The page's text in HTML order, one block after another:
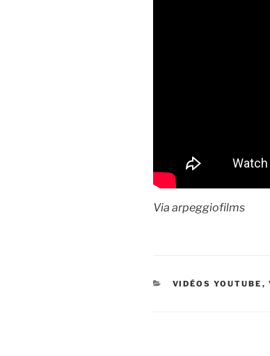
Via arpeggiofilms
CATÉGORIES
VIDÉOS YOUTUBE ,